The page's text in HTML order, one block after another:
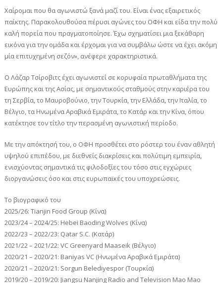
Χαίρομαι που θα αγωνιστώ ξανά μαζί του. Είναι ένας εξαιρετικός
παίκτης. Παρακολουθούσα πέρυσι αγώνες του ΟΦΗ και είδα την πολύ
καλή πορεία που πραγματοποίησε. Έχω σχηματίσει μια ξεκάθαρη
εικόνα για την ομάδα και έρχομαι για να συμβάλω ώστε να έχει ακόμη
μία επιτυχημένη σεζόν», ανέφερε χαρακτηριστικά.
Ο Λάζαρ Τσίροβιτς έχει αγωνιστεί σε κορυφαία πρωταθλήματα της
Ευρώπης και της Ασίας, με σημαντικούς σταθμούς στην καριέρα του
τη Σερβία, το Μαυροβούνιο, την Τουρκία, την Ελλάδα, την Ιταλία, το
Βέλγιο, τα Ηνωμένα Αραβικά Εμιράτα, το Κατάρ και την Κίνα, όπου
κατέκτησε τον τίτλο την περασμένη αγωνιστική περίοδο.
Με την απόκτησή του, ο ΟΦΗ προσθέτει στο ρόστερ του έναν αθλητή
υψηλού επιπέδου, με διεθνείς διακρίσεις και πολύτιμη εμπειρία,
ενισχύοντας σημαντικά τις φιλοδοξίες του τόσο στις εγχώριες
διοργανώσεις όσο και στις ευρωπαϊκές του υποχρεώσεις.
Το βιογραφικό του
2025/26: Tianjin Food Group (Κίνα)
2023/24 – 2024/25: Hebei Baoding Wolves (Κίνα)
2022/23 – 2022/23: Qatar S.C. (Κατάρ)
2021/22 – 2021/22: VC Greenyard Maaseik (Βέλγιο)
2020/21 – 2020/21: Baniyas VC (Ηνωμένα Αραβικά Εμιράτα)
2020/21 – 2020/21: Sorgun Belediyespor (Τουρκία)
2019/20 – 2019/20: Jiangsu Nanjing Radio and Television Mao Mao